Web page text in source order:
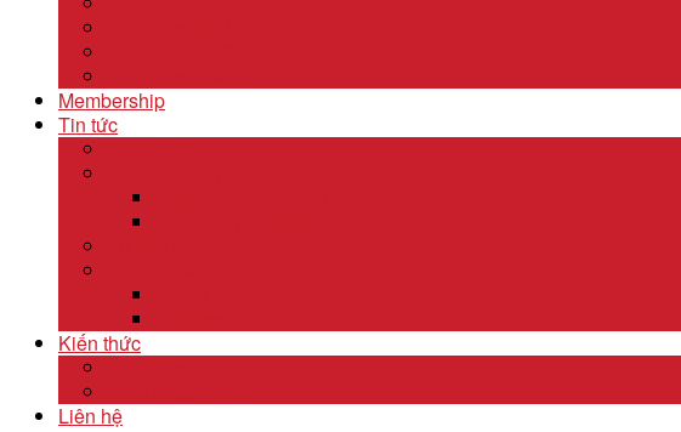
Membership
Tin tức
Kiến thức
Liên hệ